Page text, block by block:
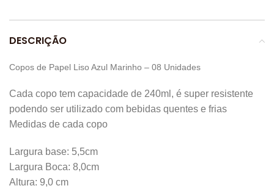
DESCRIÇÃO
Copos de Papel Liso Azul Marinho – 08 Unidades
Cada copo tem capacidade de 240ml, é super resistente
podendo ser utilizado com bebidas quentes e frias
Medidas de cada copo
Largura base: 5,5cm
Largura Boca: 8,0cm
Altura: 9,0 cm